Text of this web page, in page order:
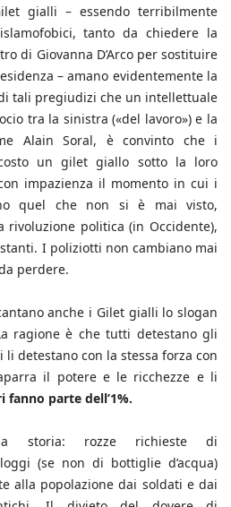
gialli – essendo terribilmente
tanto da chiedere la
di Giovanna D’Arco per sostituire
– amano evidentemente la
tali pregiudizi che un intellettuale
tra la sinistra («del lavoro») e la
Alain Soral, è convinto che i
un gilet giallo sotto la loro
impazienza il momento in cui i
quel che non si è mai visto,
rivoluzione politica (in Occidente),
I poliziotti non cambiano mai
perdere.
anche i Gilet gialli lo slogan
ragione è che tutti detestano gli
detestano con la stessa forza con
il potere e le ricchezze e li
fanno parte dell’1%.
storia: rozze richieste di
(se non di bottiglie d’acqua)
alla popolazione dai soldati e dai